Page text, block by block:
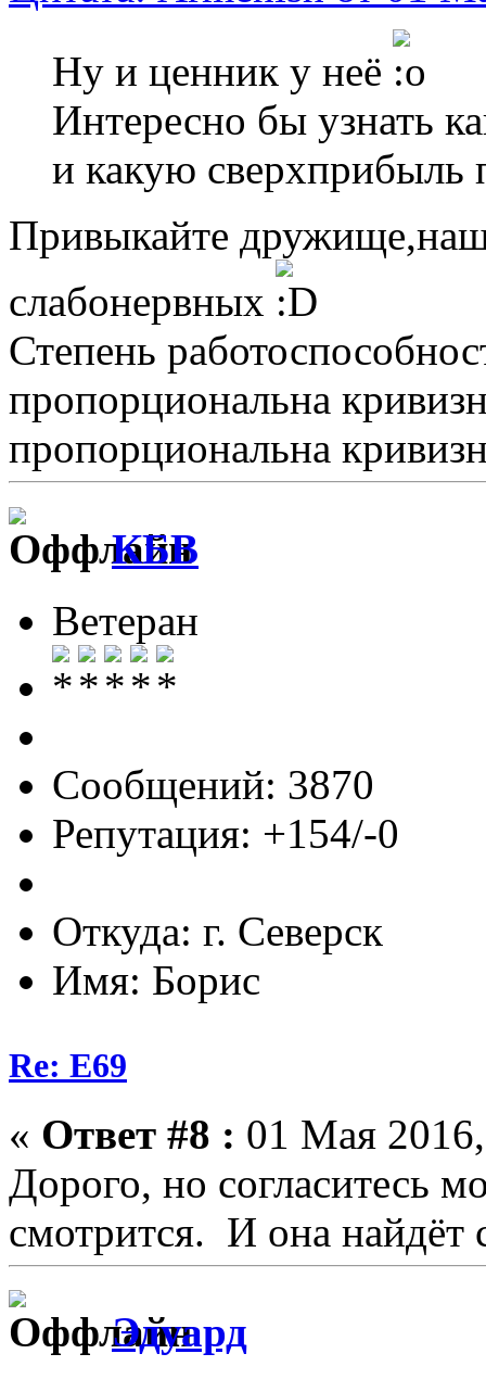
Ну и ценник у неё
Интересно бы узнать
и какую сверхприбыль
Привыкайте
слабонервных
Степень
пропорциональна
пропорциональна
КБВ
Ветеран
Сообщений: 3870
Репутация: +154/-0
Откуда: г. Северск
Имя: Борис
Re: E69
« Ответ #8 : 01 Мая
Дорого, но согласитесь
смотрится. И она найдёт
Эдуард